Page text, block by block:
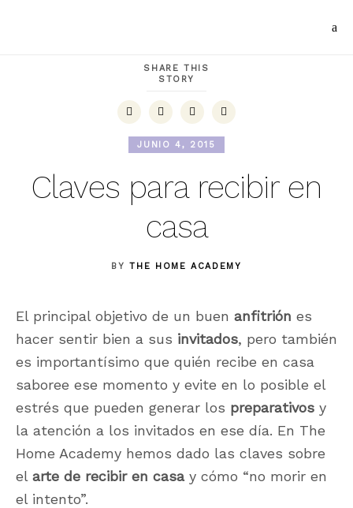
SHARE THIS
STORY
JUNIO 4, 2015
Claves para recibir en
casa
BYTHE HOME ACADEMY
El principal objetivo de un buen anfitrión es
hacer sentir bien a sus invitados, pero también
es importantísimo que quién recibe en casa
saboree ese momento y evite en lo posible el
estrés que pueden generar los preparativos y
la atención a los invitados en ese día. En The
Home Academy hemos dado las claves sobre
el arte de recibir en casay cómo “no morir en
el intento”.